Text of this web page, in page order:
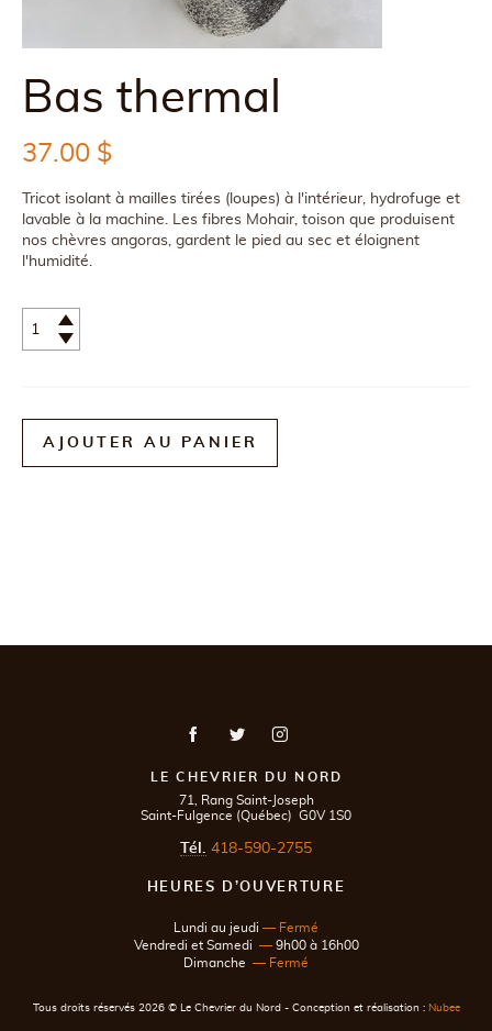
Bas thermal
37.00 $
Tricot isolant à mailles tirées (loupes) à l'intérieur, hydrofuge et
lavable à la machine. Les fibres Mohair, toison que produisent
nos chèvres angoras, gardent le pied au sec et éloignent
l'humidité.
Quantité
AJOUTER AU PANIER
LE CHEVRIER DU NORD
Adresse postale
71, Rang Saint-Joseph
Saint-Fulgence (Québec) G0V 1S0
Tél. 418-590-2755
HEURES D’OUVERTURE
Lundi au jeudi — Fermé
Vendredi et Samedi —9h00 à 16h00
Dimanche — Fermé
Tous droits réservés 2026 © Le Chevrier du Nord - Conception et réalisation : Nubee